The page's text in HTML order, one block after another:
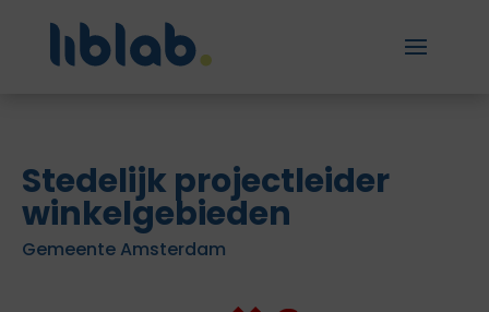
Stedelijk projectleider
winkelgebieden
Gemeente Amsterdam